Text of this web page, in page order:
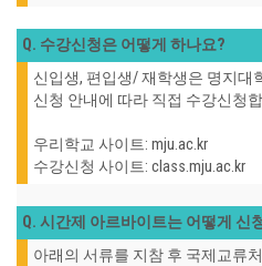
Q. 수강신청은 어떻게 하나요?
신입생, 편입생/ 재학생은 명지대
신청 안내에 따라 직접 수강신청
우리학교 사이트: mju.ac.kr
수강신청 사이트: class.mju.ac.kr
Q. 시간제 아르바이트는 어떻게 신
아래의 서류를 지참 후 국제교류